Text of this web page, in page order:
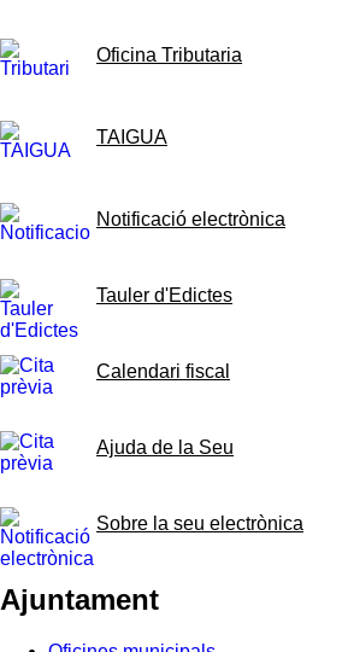
Oficina Tributaria
TAIGUA
Notificació electrònica
Tauler d'Edictes
Calendari fiscal
Ajuda de la Seu
Sobre la seu electrònica
Ajuntament